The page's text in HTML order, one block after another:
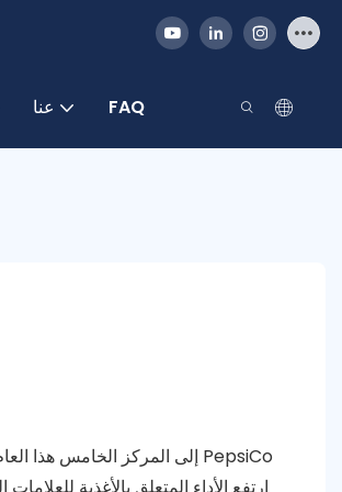
عنا FAQ